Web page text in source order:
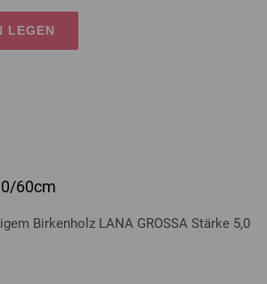
LEGEN
60cm
Birkenholz LANA GROSSA Stärke 5,0